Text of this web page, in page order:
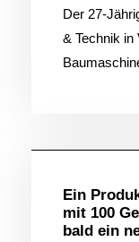
Der 27-
& Technik in
Ein
mit 100
bald ein